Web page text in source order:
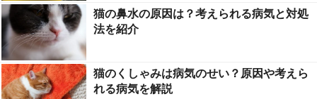
猫の鼻水の原因は？考えられる病気と対処
法を紹介
猫のくしゃみは病気のせい？原因や考えら
れる病気を解説